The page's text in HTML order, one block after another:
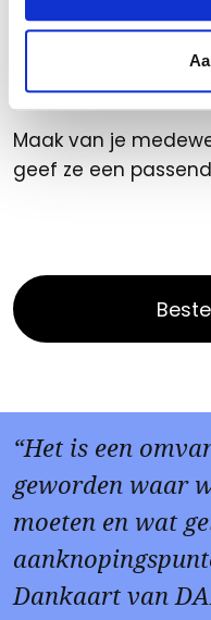
De medewerker
Maak van je
geef ze een
“Het is een
geworden waar
moeten en wat
Dankaart van